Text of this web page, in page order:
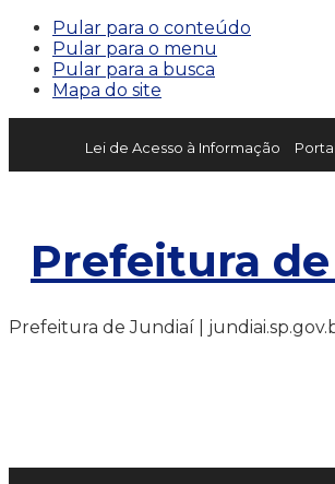
Pular para o conteúdo
Pular para o menu
Pular para a busca
Mapa do site
Lei de Acesso à Informação
Prefeitura
Prefeitura de Jundiaí |